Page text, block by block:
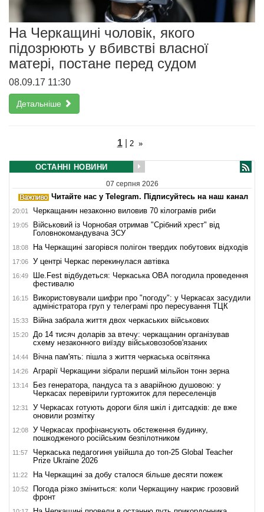
На Черкащині чоловік, якого
підозрюють у вбивстві власної
матері, постане перед судом
08.09.17 11:30
Детальніше
1| 2 »
ОСТАННІ НОВИНИ
07 серпня 2026
Читайте нас у Telegram. Підписуйтесь на наш канал
20:01 Черкащанин незаконно виловив 70 кілограмів риби
19:05
Військовий із Чорнобая отримав "Срібний хрест" від
Головнокомандувача ЗСУ
18:08 На Черкащині загорівся полігон твердих побутових відходів
17:06 У центрі Черкас перекинулася автівка
16:49
Ше.Fest відбудеться: Черкаська ОВА погодила проведення
фестивалю
16:15
Використовували шифри про "погоду": у Черкасах засудили
адміністратора груп у телеграмі про пересування ТЦК
15:33 Війна забрала життя двох черкаських військових
15:20
До 14 тисяч доларів за втечу: черкащанин організував
схему незаконного виїзду військовозобов'язаних
14:44 Вічна пам'ять: пішла з життя черкаська освітянка
14:26 Аграрії Черкащини зібрали перший мільйон тонн зерна
13:14
Без генератора, пандуса та з аварійною душовою: у
Черкасах перевірили гуртожиток для переселенців
12:31
У Черкасах готують дороги біля шкіл і дитсадків: де вже
оновили розмітку
12:08
У Черкасах профінансують обстеження будинку,
пошкодженого російським безпілотником
11:57
Черкаська педагогиня увійшла до топ-25 Global Teacher
Prize Ukraine 2026
11:22 На Черкащині за добу сталося більше десяти пожеж
10:52
Погода різко зміниться: коли Черкащину накриє грозовий
фронт